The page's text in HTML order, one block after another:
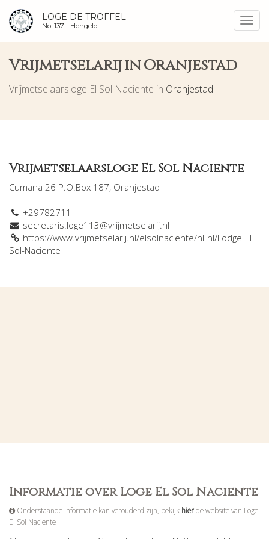
LOGE DE TROFFEL
No. 137 - Hengelo
Vrijmetselarij in Oranjestad
Vrijmetselaarsloge El Sol Naciente in Oranjestad
Vrijmetselaarsloge El Sol Naciente
Cumana 26 P.O.Box 187, Oranjestad
+29782711
secretaris.loge113@vrijmetselarij.nl
https://www.vrijmetselarij.nl/elsolnaciente/nl-nl/Lodge-El-
Sol-Naciente
Informatie over Loge El Sol Naciente
Onderstaande informatie kan verouderd zijn, bekijk hierde website van Loge
El Sol Naciente